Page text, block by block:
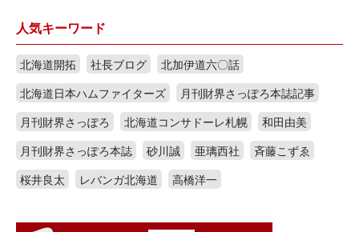
人気キーワード
北海道開拓 社長ブログ
北加伊道六〇話
北海道日本ハムファイターズ
月刊財界さっぽろ本誌記事
月刊財界さっぽろ
北海道コンサドーレ札幌
和田由美
月刊財界さっぽろ本誌
砂川誠 亜璃西社
斉藤こずゑ
桜井良太
レバンガ北海道 高橋洋一